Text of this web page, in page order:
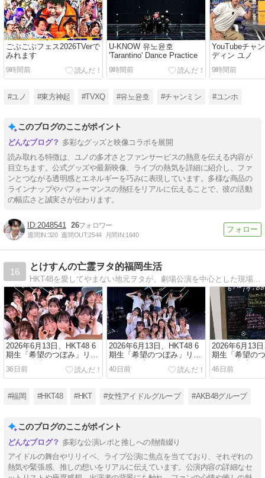
ごぶごぶフェス2026TVerで
みれます
9時間前
U-KNOW 유노윤호
'Tarantino' Dance Practice
9時間前
YouTubeチャ
ディン ユノ
9時間前
#ユノ #東方神起 #TVXQ #유노윤호 #チャンミン #ユンホ
このブログのここがポイント
多彩なグッズと映像コラボを展開
読み取れる特徴は、ユノの多才さとファンサービスの熱意を伝える内容が
目立ちます。公式グッズや最新映像、ライブの熱気を詳細に紹介し、ファ
ンとつながる透明感とエネルギーを巧みに表現しています。多様な商品の
ラインナップやパフォーマンスの熱狂をリアルに伝えることで、彼の活動
の幅広さと誠実さが伝わります。
2048541 26
週間IN:320 週間OUT:2544 月間IN:1640
16
とけすんの亡霊ヲタ的福岡生活
2026年6月13日、HKT48 6
期生「希望のつぼみ」リバ
イバル公演(その三)
36日前
2026年6月13日、HKT48 6
期生「希望のつぼみ」リバ
イバル公演(その二)
40日前
2026年6月13
期生「希望の
イバル公演(そ
46日前
#福岡 #HKT48 #HKT #女性アイドルグループ #AKB48グループ
このブログのここがポイント
多彩な公演レポと推しへの熱情綴り
アイドルの舞台やリリイベ、ライブ公演に焦点を当てており、それぞれの
熱気や緊張感、推しの想いをリアルに伝えています。公演内容の詳細なセ